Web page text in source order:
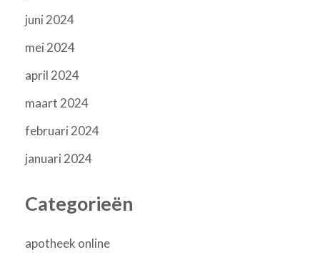
juni 2024
mei 2024
april 2024
maart 2024
februari 2024
januari 2024
Categorieën
apotheek online